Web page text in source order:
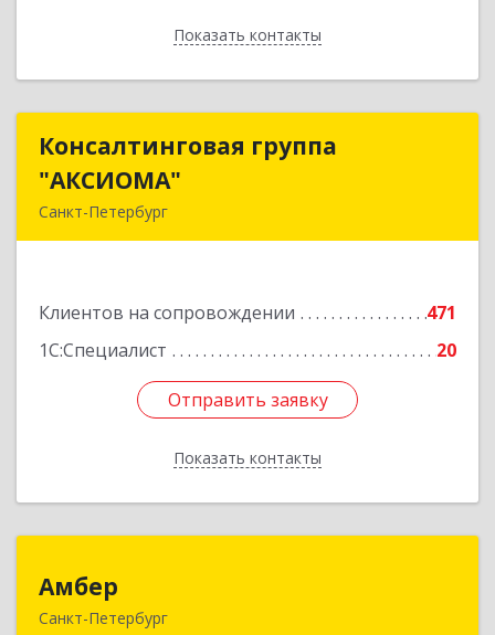
Показать контакты
Назад
Консалтинговая группа
"АКСИОМА"
Санкт-Петербург
Клиентов на сопровождении
471
1С:Специалист
20
Отправить заявку
Показать контакты
Консалтинговая группа
Подробнее
Отправить заявку
Назад
Амбер
Санкт-Петербург
191119, Санкт-Петербург г, Правды ул, дом №